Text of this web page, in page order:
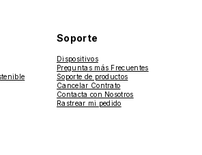
Soporte
Dispositivos
Preguntas más Frecuentes
Soporte de productos
Cancelar Contrato
Contacta con Nosotros
Rastrear mi pedido